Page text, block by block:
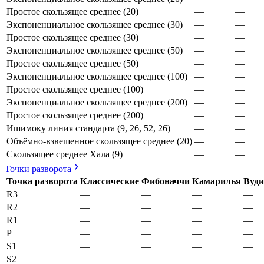
Простое скользящее среднее (20)
—
—
Экспоненциальное скользящее среднее (30)
—
—
Простое скользящее среднее (30)
—
—
Экспоненциальное скользящее среднее (50)
—
—
Простое скользящее среднее (50)
—
—
Экспоненциальное скользящее среднее (100)
—
—
Простое скользящее среднее (100)
—
—
Экспоненциальное скользящее среднее (200)
—
—
Простое скользящее среднее (200)
—
—
Ишимоку линия стандарта (9, 26, 52, 26)
—
—
Объёмно-взвешенное скользящее среднее (20) —
—
Скользящее среднее Хала (9)
—
—
Точки разворота
Точка разворота Классические Фибоначчи Камарилья Вуди
R3
— — — —
R2
— — — —
R1
— — — —
P
— — — —
S1
— — — —
S2
— — — —